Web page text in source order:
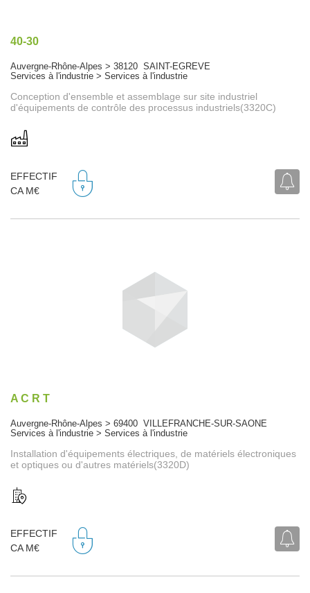
40-30
Auvergne-Rhône-Alpes > 38120 SAINT-EGREVE
Services à l'industrie > Services à l'industrie
Conception d'ensemble et assemblage sur site industriel
d'équipements de contrôle des processus industriels(3320C)
EFFECTIF
CA M€
A C R T
Auvergne-Rhône-Alpes > 69400 VILLEFRANCHE-SUR-SAONE
Services à l'industrie > Services à l'industrie
Installation d'équipements électriques, de matériels électroniques
et optiques ou d'autres matériels(3320D)
EFFECTIF
CA M€